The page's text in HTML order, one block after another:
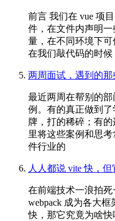
前言 我们在 vue 项
件，在文件内声明
量，在不同环境下
在我们敲代码的时候
两周面试，遇到的那
最近两周在帮别的
例。有的真正做到
牌，打的稀碎；有
里将这些案例和思
件行业的
人人都说 vite 快，
在前端技术一浪拍
webpack 成为各大
快，那它究竟为啥